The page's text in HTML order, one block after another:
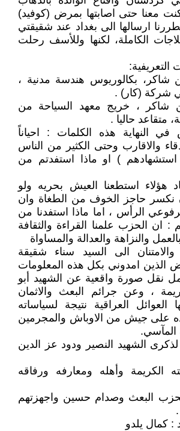
معنا حتى اصابتها بمرض (كوفيد)
اضطررنا ارسالها الى بغداد عند شقيقتي
الكاملة، لكنها وللأسف رحلت
شاكر، بكالوريوس هندسة مدنية ،
شركة (كار) .
شاكر ، خريج معهد السياحة من
متقاعد حاليا .
النهاية هذه الكلمات : احياناً
والاقارب وحتى الكثير من الناس
) او ماذا استفدتم من
هؤلاء استطعنا العيش بحريه ولو
نكسر حاجز الخوف من الطغاة وان
الرأس ، اما ماذا استفدنا من
: ان الحزب علمنا القراءة والثقافة
والنزاهة والعدالة والمساواة
الى السيد سناء شقيقة
الذين امدوني بكل هذه المعلومات
نقل صورة واقعية عن الشهيد أبو
، وعن جرائم البعث والاثمان
العوائل العراقية نتيجة لسياساته
على جيش من الاوباش والمجرمين
المآسي.
لذكرى الشهيد النصير ودود عز الدين
الكريمة وأهله ومعارفه ورفاقه
البعث وصدام حسين واجهزتهم